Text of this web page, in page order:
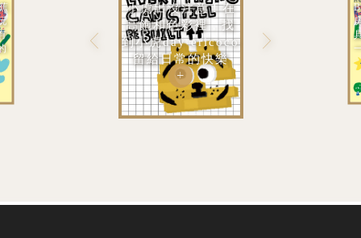
小虎出沒注意！在
高飽和色彩裡，找
到小虎day ericoco
留給日常的快樂